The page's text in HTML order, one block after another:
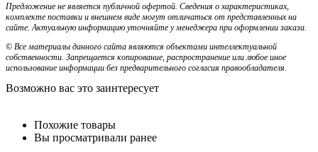
Предложение не является публичной офертой. Сведения о характеристиках,
комплекте поставки и внешнем виде могут отличаться от представленных на
сайте. Актуальную информацию уточняйте у менеджера при оформлении заказа.
© Все материалы данного сайта являются объектами интеллектуальной
собственности. Запрещается копирование, распространение или любое иное
использование информации без предварительного согласия правообладателя.
Возможно вас это заинтересует
Похожие товары
Вы просматривали ранее